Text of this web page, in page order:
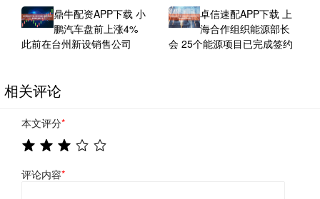
鼎牛配资APP下载 小
鹏汽车盘前上涨4%
此前在台州新设销售公司
卓信速配APP下载 上
海合作组织能源部长
会 25个能源项目已完成签约
相关评论
本文评分*
评论内容*